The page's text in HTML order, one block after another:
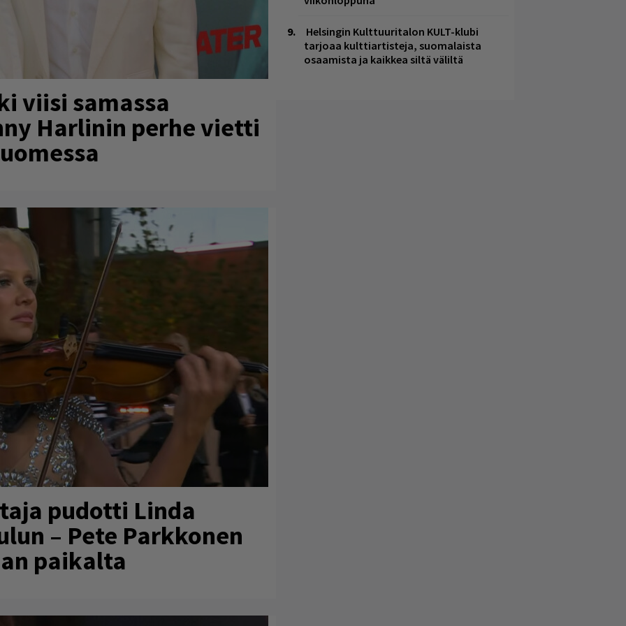
viisi samassa
Harlinin perhe vietti
pudotti Linda
– Pete Parkkonen
paikalta
Helsingin Kulttuuritalon KULT-klubi
tarjoaa kulttiartisteja, suomalaista
osaamista ja kaikkea siltä väliltä